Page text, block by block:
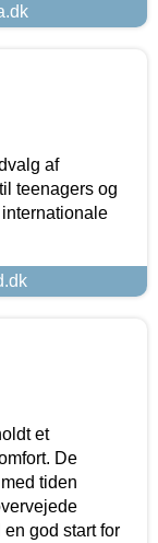
af
teenagers og
et
De
tiden
god start for